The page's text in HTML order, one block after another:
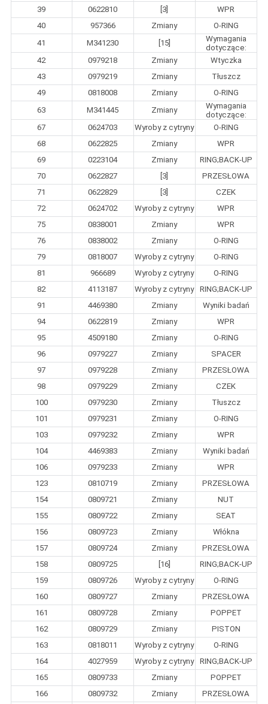
39 0622810 [3]
WPR
40
957366 Zmiany
O-RING
41
M341230 [15]
Wymagania
dotyczące:
42
0979218 Zmiany
Wtyczka
43
0979219 Zmiany
Tłuszcz
49
0818008 Zmiany
O-RING
63
M341445 Zmiany
Wymagania
dotyczące:
67
0624703 Wyroby z cytryny
O-RING
68
0622825 Zmiany
WPR
69
0223104 Zmiany
RING;BACK-UP
70
0622827 [3]
PRZESŁOWA
71
0622829 [3]
CZEK
72
0624702 Wyroby z cytryny
WPR
75
0838001 Zmiany
WPR
76
0838002 Zmiany
O-RING
79
0818007 Wyroby z cytryny
O-RING
81
966689 Wyroby z cytryny
O-RING
82
4113187 Wyroby z cytryny
RING;BACK-UP
91
4469380 Zmiany
Wyniki badań
94
0622819 Zmiany
WPR
95
4509180 Zmiany
O-RING
96
0979227 Zmiany
SPACER
97
0979228 Zmiany
PRZESŁOWA
98
0979229 Zmiany
CZEK
100
0979230 Zmiany
Tłuszcz
101
0979231 Zmiany
O-RING
103
0979232 Zmiany
WPR
104
4469383 Zmiany
Wyniki badań
106
0979233 Zmiany
WPR
123
0810719 Zmiany
PRZESŁOWA
154
0809721 Zmiany
NUT
155
0809722 Zmiany
SEAT
156
0809723 Zmiany
Włókna
157
0809724 Zmiany
PRZESŁOWA
158
0809725 [16]
RING;BACK-UP
159
0809726 Wyroby z cytryny
O-RING
160
0809727 Zmiany
PRZESŁOWA
161
0809728 Zmiany
POPPET
162
0809729 Zmiany
PISTON
163
0818011 Wyroby z cytryny
O-RING
164
4027959 Wyroby z cytryny
RING;BACK-UP
165
0809733 Zmiany
POPPET
166
0809732 Zmiany
PRZESŁOWA